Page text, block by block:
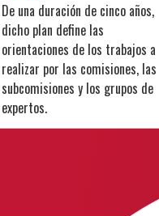
De una duración de cinco años,
dicho plan define las
orientaciones de los trabajos a
realizar por las comisiones, las
subcomisiones y los grupos de
expertos.